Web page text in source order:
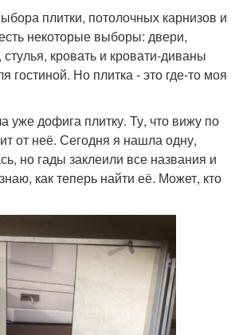
плитки, потолочных карнизов и
некоторые выборы: двери,
кровать и кровати-диваны
гостиной. Но плитка - это где-то моя
уже дофига плитку. Ту, что вижу по
от неё. Сегодня я нашла одну,
но гады заклеили все названия и
как теперь найти её. Может, кто